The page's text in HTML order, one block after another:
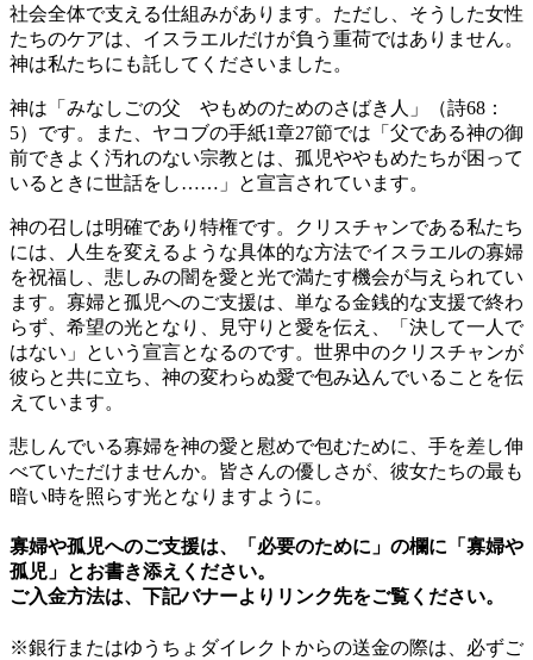
社会全体で支える仕組みがあります。ただし、そうした女性
たちのケアは、イスラエルだけが負う重荷ではありません。
神は私たちにも託してくださいました。
神は「 みなしごの父 やもめのためのさばき人 」（詩68：
5）です。また、 ヤコブの手紙1章27節では「 父である神の御
前できよく汚れのない宗教とは、孤児ややもめたちが困って
いるときに世話をし…… 」と宣言されています。
神の召しは明確であり特権です。クリスチャンである私たち
には、人生を変えるような具体的な方法でイスラエルの寡婦
を祝福し、悲しみの闇を愛と光で満たす機会が与えられてい
ます。寡婦と孤児へのご支援は、単なる金銭的な支援で終わ
らず、希望の光となり、見守りと愛を伝え、「決して一人で
はない」という宣言となるのです。世界中のクリスチャンが
彼らと共に立ち、神の変わらぬ愛で包み込んでいることを伝
えています。
悲しんでいる寡婦を神の愛と慰めで包むために、手を差し伸
べていただけませんか。皆さんの優しさが、彼女たちの最も
暗い時を照らす光となりますように。
寡婦や孤児へのご支援は、「必要のために」の欄に「寡婦や
孤児」とお書き添えください。
ご入金方法は、下記バナーよりリンク先をご覧ください。
※銀行またはゆうちょダイレクトからの送金の際は、必ずご